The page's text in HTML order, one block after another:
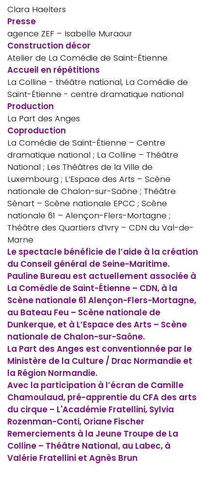
Clara Haelters
Presse
agence ZEF – Isabelle Muraour
Construction décor
Atelier de La Comédie de Saint-Étienne
Accueil en répétitions
La Colline - théâtre national, La Comédie de
Saint-Étienne - centre dramatique national
Production
La Part des Anges
Coproduction
La Comédie de Saint-Étienne – Centre
dramatique national ; La Colline – Théâtre
National ; Les Théâtres de la Ville de
Luxembourg ; L’Espace des Arts – Scène
nationale de Chalon-sur-Saône ; Théâtre
Sénart – Scène nationale EPCC ; Scène
nationale 61 – Alençon-Flers-Mortagne ;
Théâtre des Quartiers d’Ivry – CDN du Val-de-
Marne
Le spectacle bénéficie de l’aide à la création
du Conseil général de Seine-Maritime.
Pauline Bureau est actuellement associée à
La Comédie de Saint-Étienne – CDN, à la
Scène nationale 61 Alençon-Flers-Mortagne,
au Bateau Feu – Scène nationale de
Dunkerque, et à L’Espace des Arts – Scène
nationale de Chalon-sur-Saône.
La Part des Anges est conventionnée par le
Ministère de la Culture / Drac Normandie et
la Région Normandie.
Avec la participation à l’écran de Camille
Chamoulaud, pré-apprentie du CFA des arts
du cirque – L'Académie Fratellini, Sylvia
Rozenman-Conti, Oriane Fischer
Remerciements à la Jeune Troupe de La
Colline – Théâtre National, au Labec, à
Valérie Fratellini et Agnès Brun